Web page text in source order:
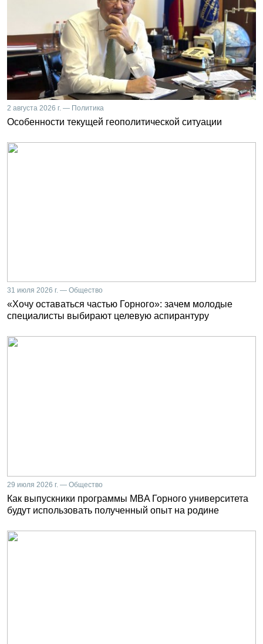
2 августа 2026 г. — Политика
Особенности текущей геополитической ситуации
31 июля 2026 г. — Общество
«Хочу оставаться частью Горного»: зачем молодые
специалисты выбирают целевую аспирантуру
29 июля 2026 г. — Общество
Как выпускники программы MBA Горного университета
будут использовать полученный опыт на родине